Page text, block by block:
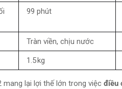
99 phút
Tràn viền, chịu nước
1.5 kg
mang lại lợi thế lớn trong việc điều